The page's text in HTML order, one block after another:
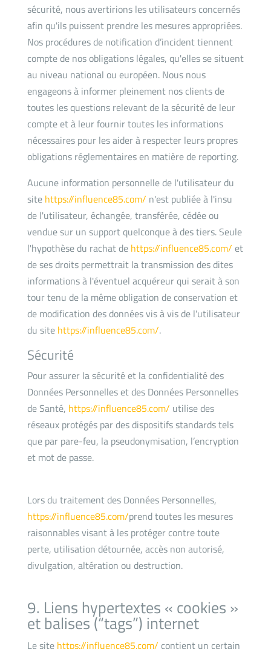
sécurité, nous avertirions les utilisateurs concernés
afin qu'ils puissent prendre les mesures appropriées.
Nos procédures de notification d’incident tiennent
compte de nos obligations légales, qu'elles se situent
au niveau national ou européen. Nous nous
engageons à informer pleinement nos clients de
toutes les questions relevant de la sécurité de leur
compte et à leur fournir toutes les informations
nécessaires pour les aider à respecter leurs propres
obligations réglementaires en matière de reporting.
Aucune information personnelle de l'utilisateur du
site https://influence85.com/ n'est publiée à l'insu
de l'utilisateur, échangée, transférée, cédée ou
vendue sur un support quelconque à des tiers. Seule
l'hypothèse du rachat de https://influence85.com/ et
de ses droits permettrait la transmission des dites
informations à l'éventuel acquéreur qui serait à son
tour tenu de la même obligation de conservation et
de modification des données vis à vis de l'utilisateur
du site https://influence85.com/.
Sécurité
Pour assurer la sécurité et la confidentialité des
Données Personnelles et des Données Personnelles
de Santé, https://influence85.com/ utilise des
réseaux protégés par des dispositifs standards tels
que par pare-feu, la pseudonymisation, l’encryption
et mot de passe.
Lors du traitement des Données Personnelles,
https://influence85.com/prend toutes les mesures
raisonnables visant à les protéger contre toute
perte, utilisation détournée, accès non autorisé,
divulgation, altération ou destruction.
9. Liens hypertextes « cookies »
et balises (“tags”) internet
Le site https://influence85.com/ contient un certain